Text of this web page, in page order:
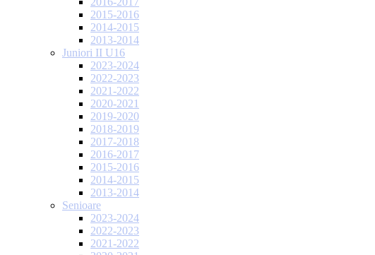
2015-2016
2014-2015
2013-2014
Juniori II U16
2023-2024
2022-2023
2021-2022
2020-2021
2019-2020
2018-2019
2017-2018
2016-2017
2015-2016
2014-2015
2013-2014
Senioare
2023-2024
2022-2023
2021-2022